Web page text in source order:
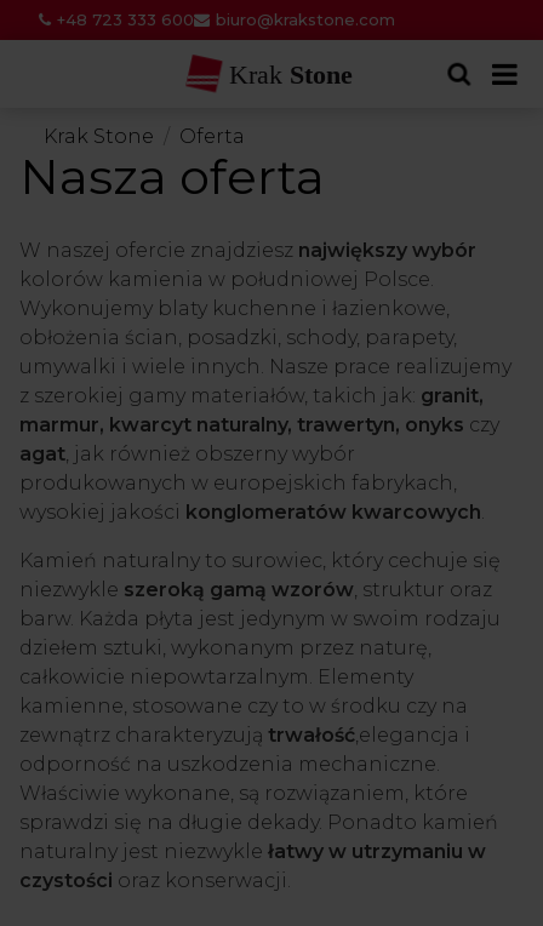
+48 723 333 600 biuro@krakstone.com
Krak Stone
Krak Stone Oferta
Nasza oferta
W naszej ofercie znajdziesz największy wybór
kolorów kamienia w południowej Polsce.
Wykonujemy blaty kuchenne i łazienkowe,
obłożenia ścian, posadzki, schody, parapety,
umywalki i wiele innych. Nasze prace realizujemy
z szerokiej gamy materiałów, takich jak: granit,
marmur, kwarcyt naturalny, trawertyn, onyks czy
agat, jak również obszerny wybór
produkowanych w europejskich fabrykach,
wysokiej jakości konglomeratów kwarcowych.
Kamień naturalny to surowiec, który cechuje się
niezwykle szeroką gamą wzorów, struktur oraz
barw. Każda płyta jest jedynym w swoim rodzaju
dziełem sztuki, wykonanym przez naturę,
całkowicie niepowtarzalnym. Elementy
kamienne, stosowane czy to w środku czy na
zewnątrz charakteryzują trwałość,elegancja i
odporność na uszkodzenia mechaniczne.
Właściwie wykonane, są rozwiązaniem, które
sprawdzi się na długie dekady. Ponadto kamień
naturalny jest niezwykle łatwy w utrzymaniu w
czystości oraz konserwacji.